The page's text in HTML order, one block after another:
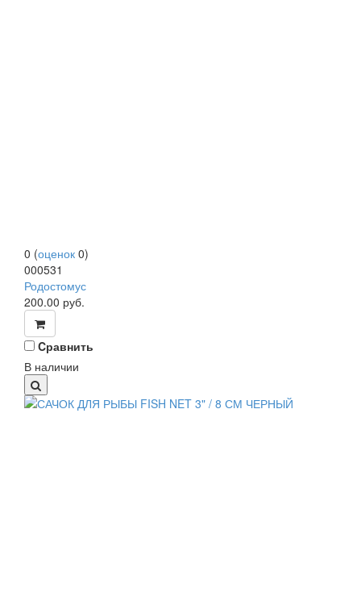
0 (оценок 0)
000531
Родостомус
200.00 руб.
Cравнить
В наличии